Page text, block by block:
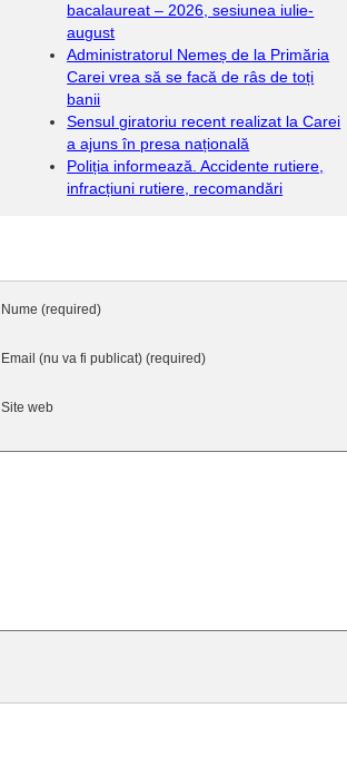
bacalaureat – 2026, sesiunea iulie-
august
Administratorul Nemeș de la Primăria
Carei vrea să se facă de râs de toți
banii
Sensul giratoriu recent realizat la Carei
a ajuns în presa națională
Poliția informează. Accidente rutiere,
infracțiuni rutiere, recomandări
Nume (required)
Email (nu va fi publicat) (required)
Site web